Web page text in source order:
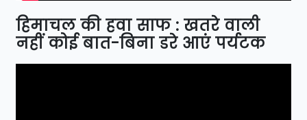
हिमाचल की हवा साफ : खतरे वाली
नहीं कोई बात-बिना डरे आएं पर्यटक